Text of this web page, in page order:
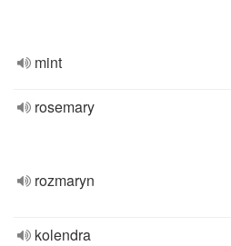
mint
rosemary
rozmaryn
kolendra